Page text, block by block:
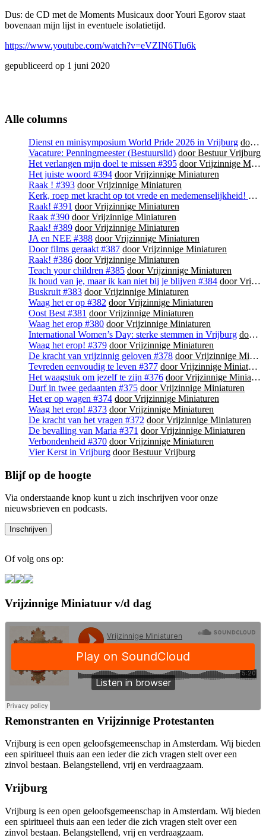
Dus: de CD met de Moments Musicaux door Youri Egorov staat
bovenaan mijn lijst in eventuele isolatietijd.
https://www.youtube.com/watch?v=eVZIN6TIu6k
gepubliceerd op 1 juni 2020
Alle columns
Dienst en minisymposium World Pride 2026 in Vrijburg door Bestuur Vrijburg
Vacature: Penningmeester (Bestuurslid) door Bestuur Vrijburg
Het verlangen mijn doel te missen #395 door Vrijzinnige Miniaturen
Het juiste woord #394 door Vrijzinnige Miniaturen
Raak ! #393 door Vrijzinnige Miniaturen
Kerk, roep met kracht op tot vrede en medemenselijkheid! #392
Raak! #391 door Vrijzinnige Miniaturen
Raak #390 door Vrijzinnige Miniaturen
Raak! #389 door Vrijzinnige Miniaturen
JA en NEE #388 door Vrijzinnige Miniaturen
Door films geraakt #387 door Vrijzinnige Miniaturen
Raak! #386 door Vrijzinnige Miniaturen
Teach your children #385 door Vrijzinnige Miniaturen
Ik houd van je, maar ik kan niet bij je blijven #384 door Vrijzinnige Miniaturen
Buskruit #383 door Vrijzinnige Miniaturen
Waag het er op #382 door Vrijzinnige Miniaturen
Oost Best #381 door Vrijzinnige Miniaturen
Waag het erop #380 door Vrijzinnige Miniaturen
International Women’s Day: sterke stemmen in Vrijburg door Bestuur Vrijburg
Waag het erop! #379 door Vrijzinnige Miniaturen
De kracht van vrijzinnig geloven #378 door Vrijzinnige Miniaturen
Tevreden eenvoudig te leven #377 door Vrijzinnige Miniaturen
Het waagstuk om jezelf te zijn #376 door Vrijzinnige Miniaturen
Durf in twee gedaanten #375 door Vrijzinnige Miniaturen
Het er op wagen #374 door Vrijzinnige Miniaturen
Waag het erop! #373 door Vrijzinnige Miniaturen
De kracht van het vragen #372 door Vrijzinnige Miniaturen
De bevalling van Maria #371 door Vrijzinnige Miniaturen
Verbondenheid #370 door Vrijzinnige Miniaturen
Vier Kerst in Vrijburg door Bestuur Vrijburg
Blijf op de hoogte
Via onderstaande knop kunt u zich inschrijven voor onze
nieuwsbrieven en podcasts.
Of volg ons op:
Vrijzinnige Miniatuur v/d dag
Remonstranten en Vrijzinnige Protestanten
Vrijburg is een open geloofsgemeenschap in Amsterdam. Wij bieden
een spiritueel thuis aan een ieder die zich vragen stelt over een
zinvol bestaan. Belangstellend, vrij en verdraagzaam.
Vrijburg
Vrijburg is een open geloofsgemeenschap in Amsterdam. Wij bieden
een spiritueel thuis aan een ieder die zich vragen stelt over een
zinvol bestaan. Belangstellend, vrij en verdraagzaam.